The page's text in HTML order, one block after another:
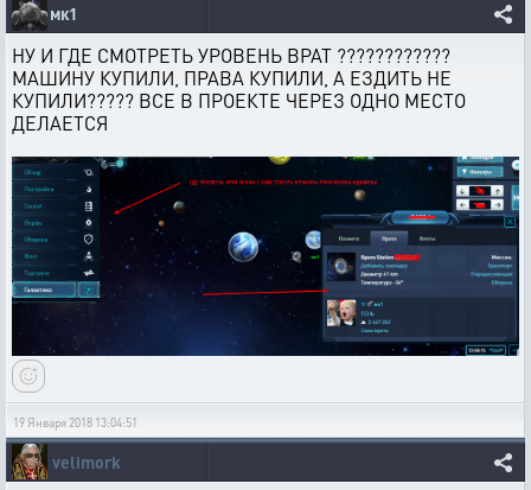
мк1
НУ И ГДЕ СМОТРЕТЬ УРОВЕНЬ ВРАТ ????????????
МАШИНУ КУПИЛИ, ПРАВА КУПИЛИ, А ЕЗДИТЬ НЕ
КУПИЛИ????? ВСЕ В ПРОЕКТЕ ЧЕРЕЗ ОДНО МЕСТО
ДЕЛАЕТСЯ
19 Января 2018 13:04:51
velimork